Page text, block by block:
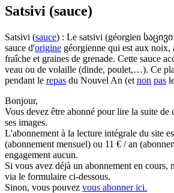
Satsivi (sauce)
Satsivi (sauce) : Le satsivi (géorgien
sauce d'origine géorgienne qui est aux noix,
fraîche et graines de grenade. Cette sauce
veau ou de volaille (dinde, poulet,…). Ce
pendant le repas du Nouvel An (et non pas
Bonjour,
Vous devez être abonné pour lire la suite de
ses images.
L'abonnement à la lecture intégrale du site
(abonnement mensuel) ou 11 € / an
engagement aucun.
Si vous avez déjà un abonnement en cours,
via le formulaire ci-dessous.
Sinon, vous pouvez vous abonner ici.